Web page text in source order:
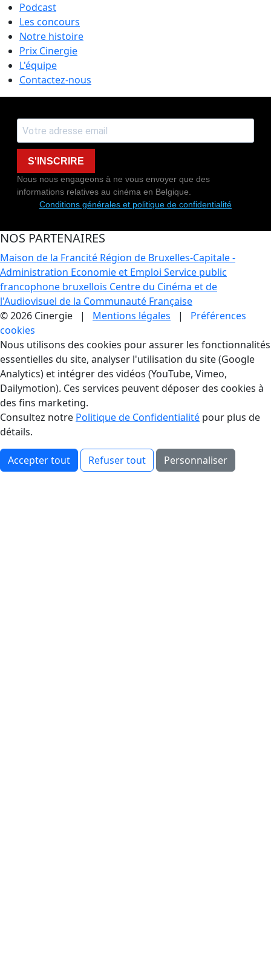
Podcast
Les concours
Notre histoire
Prix Cinergie
L'équipe
Contactez-nous
S'INSCRIRE
Nous nous engageons à ne vous envoyer que des
informations relatives au cinéma en Belgique.
Conditions générales et politique de confidentialité
NOS PARTENAIRES
Maison de la Francité Région de Bruxelles-Capitale -
Administration Economie et Emploi Service public
francophone bruxellois Centre du Cinéma et de
l'Audiovisuel de la Communauté Française
© 2026 Cinergie | Mentions légales | Préférences
cookies
Gestion des Cookies
Nous utilisons des cookies pour assurer les fonctionnalités
essentielles du site, analyser l'utilisation du site (Google
Analytics) et intégrer des vidéos (YouTube, Vimeo,
Dailymotion). Ces services peuvent déposer des cookies à
des fins marketing.
Consultez notre Politique de Confidentialité pour plus de
détails.
Accepter tout Refuser tout Personnaliser